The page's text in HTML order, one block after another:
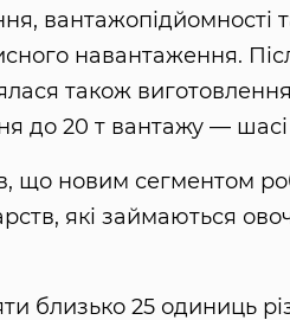
вантажопідйомності
навантаження.
також
до 20 т вантажу — шасі
що новим сегментом
які займаються
близько 25 одиниць